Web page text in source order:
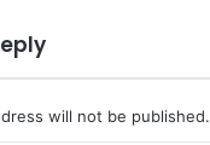
will not be published.